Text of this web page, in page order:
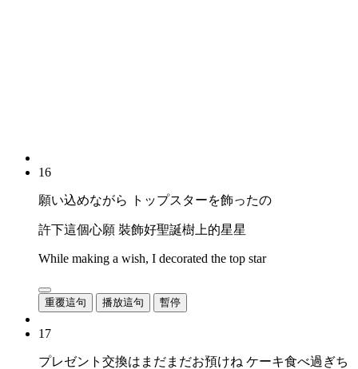
16
願い込めながら トップスターを飾ったの
許下這個心願 裝飾好聖誕樹上的星星
While making a wish, I decorated the top star
重覆這句 播放這句 暫停
17
プレゼント交換はまだまだお預けね ケーキ食べ過ぎち